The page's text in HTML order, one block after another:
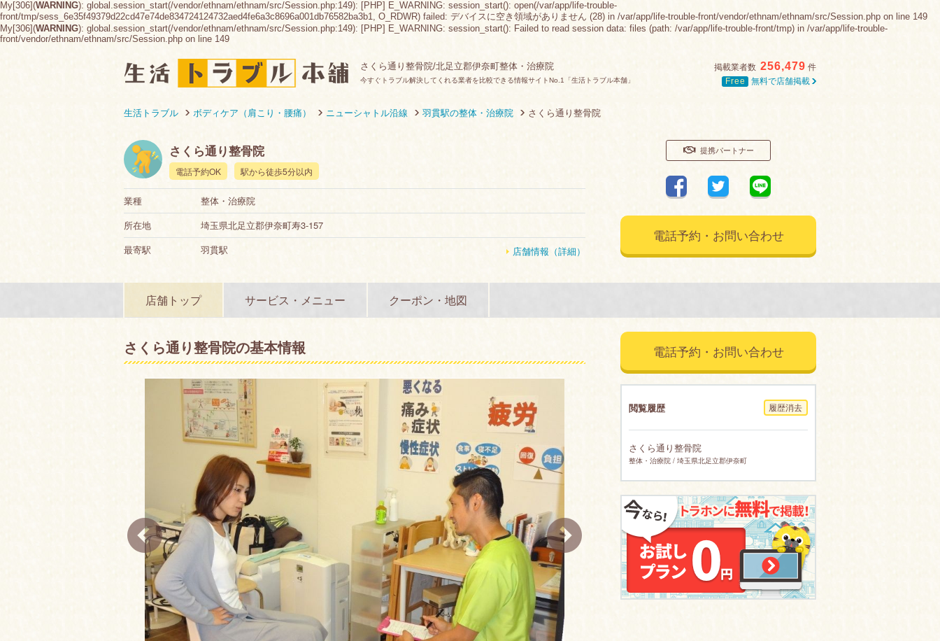
My[306](WARNING): global.session_start(/vendor/ethnam/ethnam/src/Session.php:149): [PHP] E_WARNING: session_start(): open(/var/app/life-trouble-
front/tmp/sess_6e35f49379d22cd47e74de834724124732aed4fe6a3c8696a001db76582ba3b1, O_RDWR) failed: デバイスに空き領域がありません (28) in /var/app/life-trouble-front/vendor/ethnam/ethnam/src/Session.php on line 149
My[306](WARNING): global.session_start(/vendor/ethnam/ethnam/src/Session.php:149): [PHP] E_WARNING: session_start(): Failed to read session data: files (path: /var/app/life-trouble-front/tmp) in /var/app/life-trouble-
front/vendor/ethnam/ethnam/src/Session.php on line 149
さくら通り整骨院/北足立郡伊奈町整体・治療院
今すぐトラブル解決してくれる業者を比較できる情報サイトNo.1「生活トラブル本舗」
掲載業者数 256,479 件
Free
無料で店舗掲載
生活トラブル ボディケア（肩こり・腰痛） ニューシャトル沿線 羽貫駅の整体・治療院 さくら通り整骨院
さくら通り整骨院
電話予約OK 駅から徒歩5分以内
提携パートナー
業種
整体・治療院
所在地
埼玉県北足立郡伊奈町寿3-157
最寄駅
羽貫駅 店舗情報（詳細）
電話予約・お問い合わせ
店舗トップ サービス・メニュー クーポン・地図
さくら通り整骨院の基本情報 電話予約・お問い合わせ
閲覧履歴 履歴消去
さくら通り整骨院
整体・治療院 / 埼玉県北足立郡伊奈町